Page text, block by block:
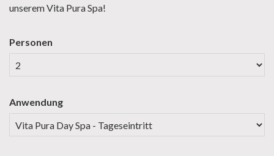
unserem Vita Pura Spa!
Personen
Anwendung